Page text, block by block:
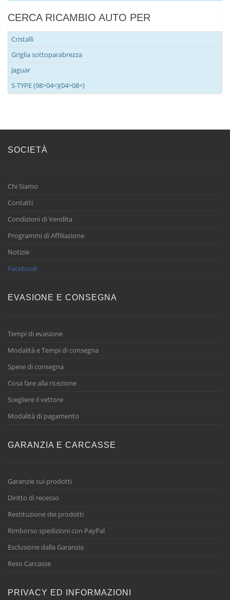
CERCA RICAMBIO AUTO PER
Cristalli
Griglia sottoparabrezza
Jaguar
S-TYPE (98>04<)(04>08<)
SOCIETÀ
Chi Siamo
Contatti
Condizioni di Vendita
Programmi di Affiliazione
Notizie
Facebook
EVASIONE E CONSEGNA
Tempi di evasione
Modalità e Tempi di consegna
Spese di consegna
Cosa fare alla ricezione
Scegliere il vettore
Modalità di pagamento
GARANZIA E CARCASSE
Garanzie sui prodotti
Diritto di recesso
Restituzione dei prodotti
Rimborso spedizioni con PayPal
Esclusione dalla Garanzia
Reso Carcasse
PRIVACY ED INFORMAZIONI